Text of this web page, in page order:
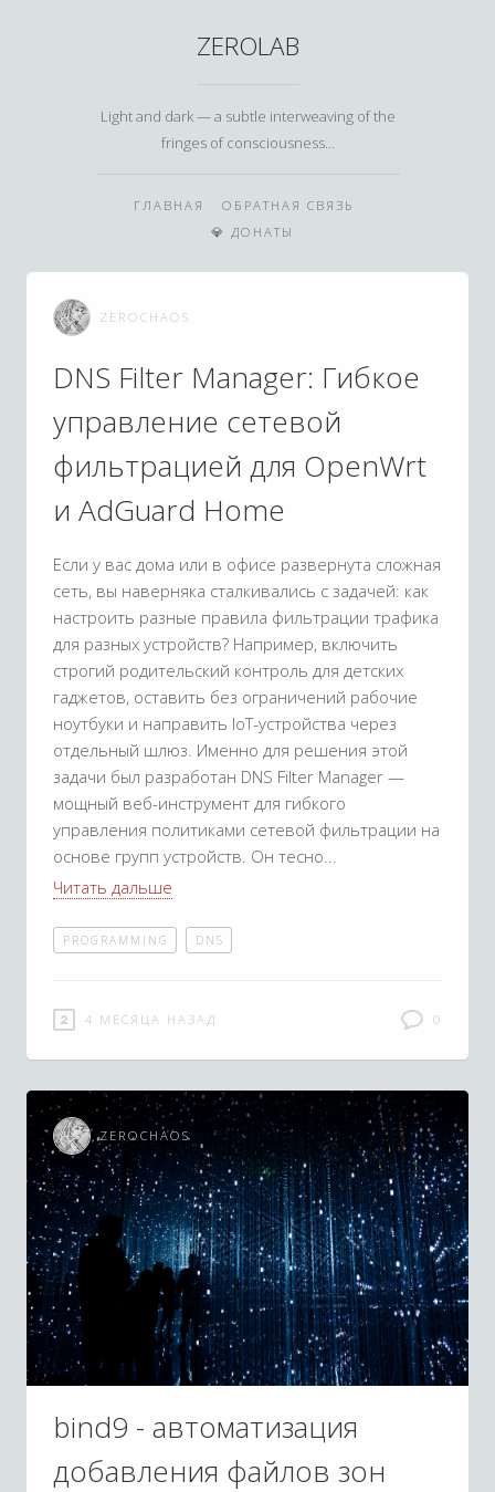
ZEROLAB
Light and dark — a subtle interweaving of the
fringes of consciousness…
ГЛАВНАЯ
ОБРАТНАЯ СВЯЗЬ
💎 ДОНАТЫ
ZEROCHAOS
DNS Filter Manager: Гибкое
управление сетевой
фильтрацией для OpenWrt
и AdGuard Home
Если у вас дома или в офисе развернута сложная
сеть, вы наверняка сталкивались с задачей: как
настроить разные правила фильтрации трафика
для разных устройств? Например, включить
строгий родительский контроль для детских
гаджетов, оставить без ограничений рабочие
ноутбуки и направить IoT-устройства через
отдельный шлюз. Именно для решения этой
задачи был разработан DNS Filter Manager —
мощный веб-инструмент для гибкого
управления политиками сетевой фильтрации на
основе групп устройств. Он тесно
Читать дальше
PROGRAMMING DNS
4 МЕСЯЦА НАЗАД 0
ZEROCHAOS
bind9 - автоматизация
добавления файлов зон